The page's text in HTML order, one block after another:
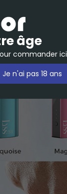
âge
commander ici
Je n'ai pas 18 ans